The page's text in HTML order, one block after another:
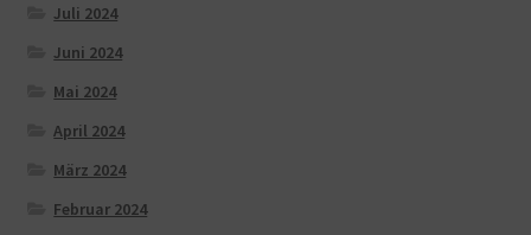
Juli 2024
Juni 2024
Mai 2024
April 2024
März 2024
Februar 2024